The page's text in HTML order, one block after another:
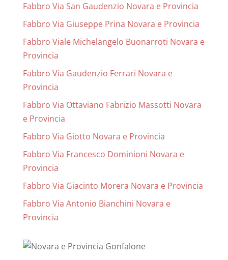
Fabbro Via San Gaudenzio Novara e Provincia
Fabbro Via Giuseppe Prina Novara e Provincia
Fabbro Viale Michelangelo Buonarroti Novara e
Provincia
Fabbro Via Gaudenzio Ferrari Novara e
Provincia
Fabbro Via Ottaviano Fabrizio Massotti Novara
e Provincia
Fabbro Via Giotto Novara e Provincia
Fabbro Via Francesco Dominioni Novara e
Provincia
Fabbro Via Giacinto Morera Novara e Provincia
Fabbro Via Antonio Bianchini Novara e
Provincia